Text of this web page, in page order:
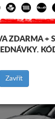
pod motor
na produkty
ZDARMA +
Zavřít